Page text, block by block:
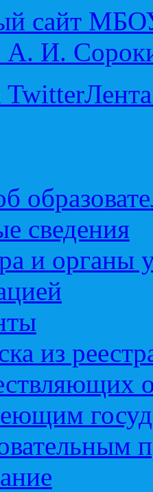
Twitter
сведения
и органы
из